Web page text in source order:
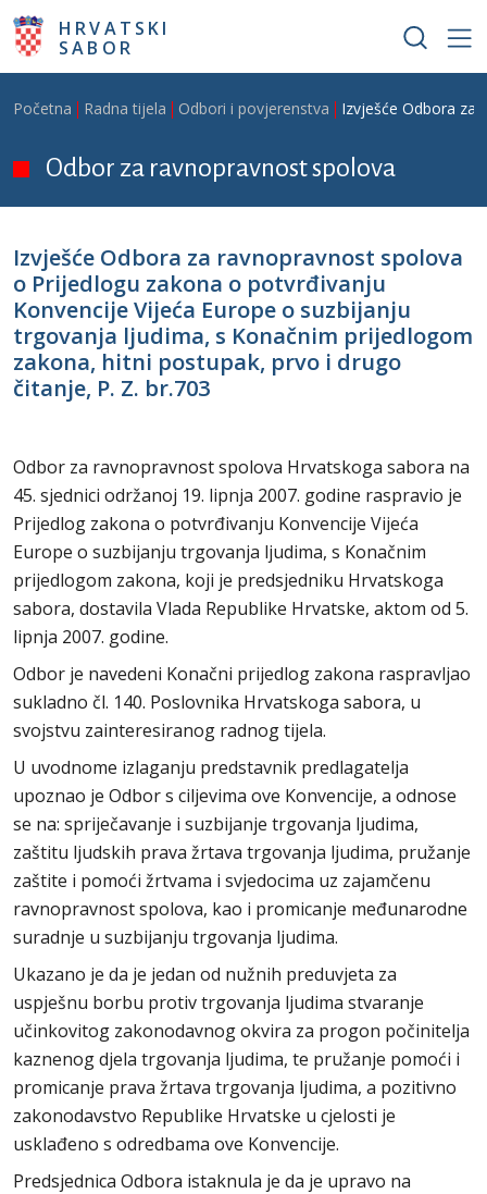
Skoči na glavni sadržaj
HRVATSKI
SABOR
Breadcrumb
Početna Radna tijela Odbori i povjerenstva Izvješće Odbora za
Odbor za ravnopravnost spolova
Izvješće Odbora za ravnopravnost spolova
o Prijedlogu zakona o potvrđivanju
Konvencije Vijeća Europe o suzbijanju
trgovanja ljudima, s Konačnim prijedlogom
zakona, hitni postupak, prvo i drugo
čitanje, P. Z. br.703
Odbor za ravnopravnost spolova Hrvatskoga sabora na
45. sjednici održanoj 19. lipnja 2007. godine raspravio je
Prijedlog zakona o potvrđivanju Konvencije Vijeća
Europe o suzbijanju trgovanja ljudima, s Konačnim
prijedlogom zakona, koji je predsjedniku Hrvatskoga
sabora, dostavila Vlada Republike Hrvatske, aktom od 5.
lipnja 2007. godine.
Odbor je navedeni Konačni prijedlog zakona raspravljao
sukladno čl. 140. Poslovnika Hrvatskoga sabora, u
svojstvu zainteresiranog radnog tijela.
U uvodnome izlaganju predstavnik predlagatelja
upoznao je Odbor s ciljevima ove Konvencije, a odnose
se na: spriječavanje i suzbijanje trgovanja ljudima,
zaštitu ljudskih prava žrtava trgovanja ljudima, pružanje
zaštite i pomoći žrtvama i svjedocima uz zajamčenu
ravnopravnost spolova, kao i promicanje međunarodne
suradnje u suzbijanju trgovanja ljudima.
Ukazano je da je jedan od nužnih preduvjeta za
uspješnu borbu protiv trgovanja ljudima stvaranje
učinkovitog zakonodavnog okvira za progon počinitelja
kaznenog djela trgovanja ljudima, te pružanje pomoći i
promicanje prava žrtava trgovanja ljudima, a pozitivno
zakonodavstvo Republike Hrvatske u cjelosti je
usklađeno s odredbama ove Konvencije.
Predsjednica Odbora istaknula je da je upravo na